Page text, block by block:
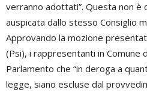
verranno adottati”. Questa non è
auspicata dallo stesso Consiglio
Approvando la mozione
(Psi), i rappresentanti in Comune
Parlamento che “in deroga a
legge, siano escluse dal